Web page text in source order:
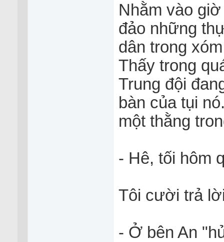
Nhằm vào
đảo những
dân trong
Thấy trong
Trung đội
bàn của tụi
một thằng
- Hê, tối hôm
Tôi cười trả
- Ở bên An